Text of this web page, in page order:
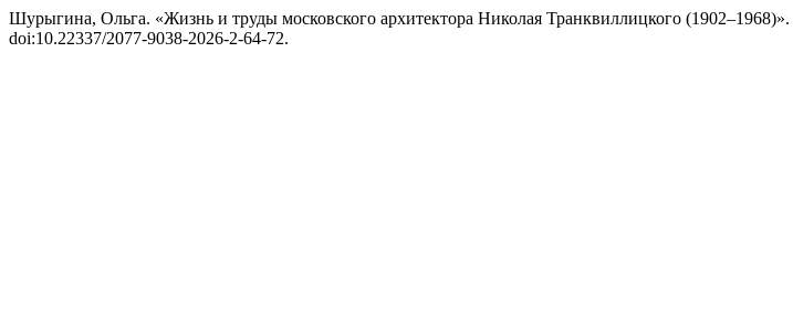
Шурыгина, Ольга. «Жизнь и труды московского архитектора Николая Транквиллицкого (1902–1968)».
doi:10.22337/2077-9038-2026-2-64-72.